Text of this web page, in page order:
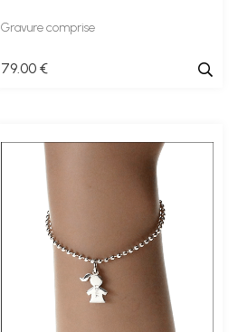
Gravure comprise
79.00 €